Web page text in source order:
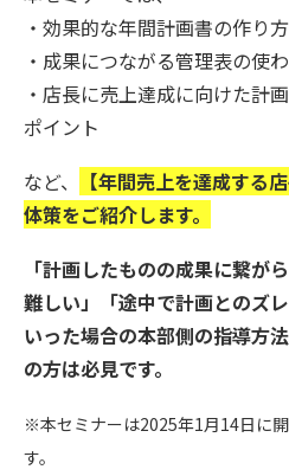
・効果的な年間計画書の作り
・成果につながる管理表の使
・店長に売上達成に向けた計
ポイント
など、
【年間売上を達成する
体策をご紹介します。
「計画したものの成果に繋が
難しい」「途中で計画とのズ
いった場合の本部側の指導方
の方は必見です。
※本セミナーは2025年1月14日に
す。